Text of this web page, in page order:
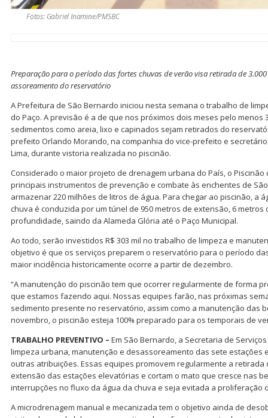
Fotos: Gabriel Inamine/PMSBC
Preparação para o período das fortes chuvas de verão visa retirada de
assoreamento do reservatório
A Prefeitura de São Bernardo iniciou nesta semana o trabalho de
do Paço. A previsão é a de que nos próximos dois meses pelo menos
sedimentos como areia, lixo e capinados sejam retirados do
prefeito Orlando Morando, na companhia do vice-prefeito e
Lima, durante vistoria realizada no piscinão.
Considerado o maior projeto de drenagem urbana do País, o
principais instrumentos de prevenção e combate às enchentes de
armazenar 220 milhões de litros de água. Para chegar ao piscinão, a
chuva é conduzida por um túnel de 950 metros de extensão, 6 metros
profundidade, saindo da Alameda Glória até o Paço Municipal.
Ao todo, serão investidos R$ 303 mil no trabalho de limpeza e
objetivo é que os serviços preparem o reservatório para o período
maior incidência historicamente ocorre a partir de dezembro.
“A manutenção do piscinão tem que ocorrer regularmente de forma
que estamos fazendo aqui. Nossas equipes farão, nas próximas
sedimento presente no reservatório, assim como a manutenção das
novembro, o piscinão esteja 100% preparado para os temporais de
TRABALHO PREVENTIVO – Em São Bernardo, a Secretaria de
limpeza urbana, manutenção e desassoreamento das sete estações
outras atribuições. Essas equipes promovem regularmente a
extensão das estações elevatórias e cortam o mato que cresce nas
interrupções no fluxo da água da chuva e seja evitada a proliferação
A microdrenagem manual e mecanizada tem o objetivo ainda de